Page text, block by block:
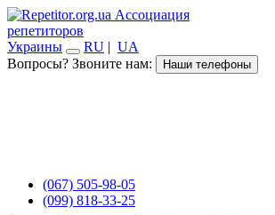
Ассоциация
репетиторов
Украины
RU | UA
Вопросы? Звоните нам:
Наши телефоны
(067) 505-98-05
(099) 818-33-25